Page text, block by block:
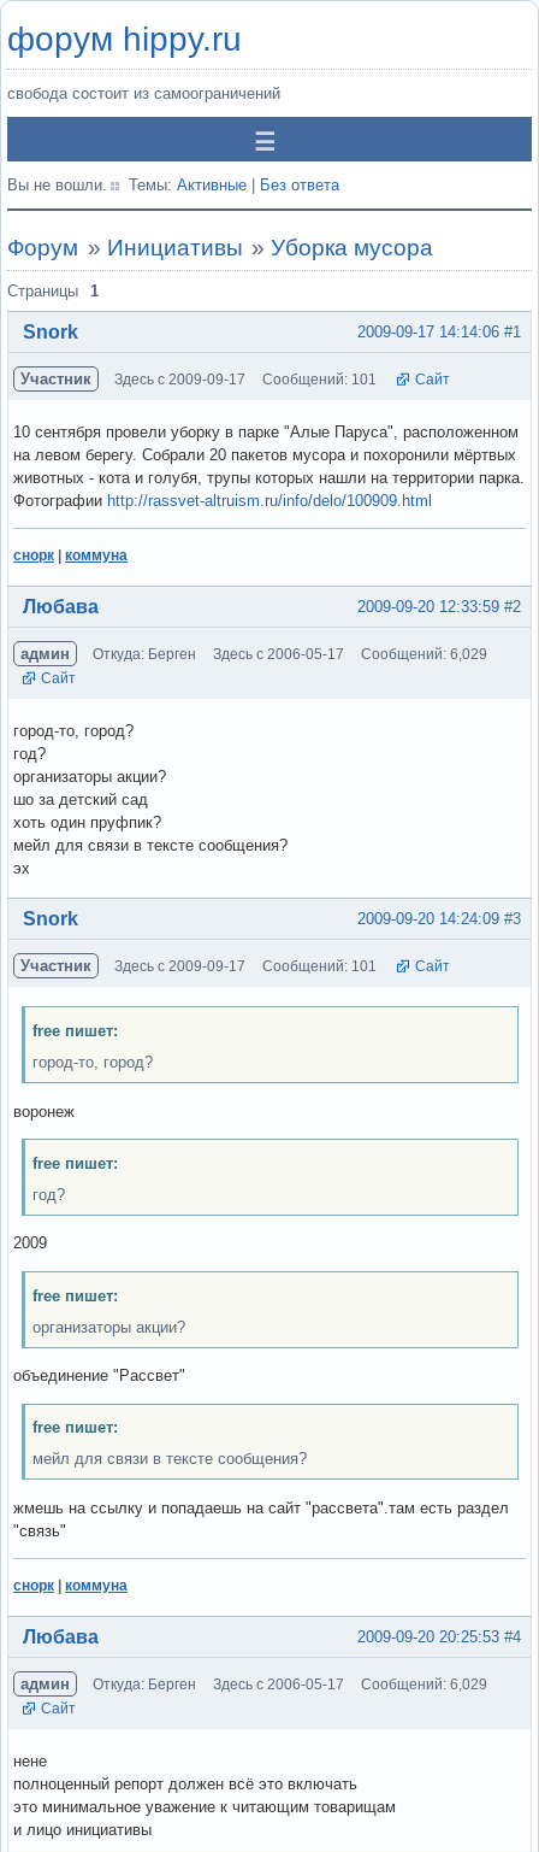
форум hippy.ru
свобода состоит из самоограничений
Вы не вошли. Темы: Активные Без ответа
Форум » Инициативы »Уборка мусора
Страницы 1
#1
2009-09-17 14:14:06
Snork
Участник Здесь с 2009-09-17 Сообщений: 101 Сайт
10 сентября провели уборку в парке "Алые Паруса", расположенном
на левом берегу. Собрали 20 пакетов мусора и похоронили мёртвых
животных - кота и голубя, трупы которых нашли на территории парка.
Фотографии http://rassvet-altruism.ru/info/delo/100909.html
снорк коммуна
Вне форума #2
2009-09-20 12:33:59
Любава
админ Откуда: Берген Здесь с 2006-05-17
Сообщений: 6,029
Сайт
город-то, город?
год?
организаторы акции?
шо за детский сад
хоть один пруфпик?
мейл для связи в тексте сообщения?
эх
Вне форума #3
2009-09-20 14:24:09
Snork
Участник Здесь с 2009-09-17 Сообщений: 101 Сайт
free пишет:
город-то, город?
воронеж
free пишет:
год?
2009
free пишет:
организаторы акции?
объединение "Рассвет"
free пишет:
мейл для связи в тексте сообщения?
жмешь на ссылку и попадаешь на сайт "рассвета".там есть раздел
"связь"
снорк | коммуна
Вне форума #4
2009-09-20 20:25:53
Любава
админ Откуда: Берген Здесь с 2006-05-17
Сообщений: 6,029
Сайт
нене
полноценный репорт должен всё это включать
это минимальное уважение к читающим товарищам
и лицо инициативы